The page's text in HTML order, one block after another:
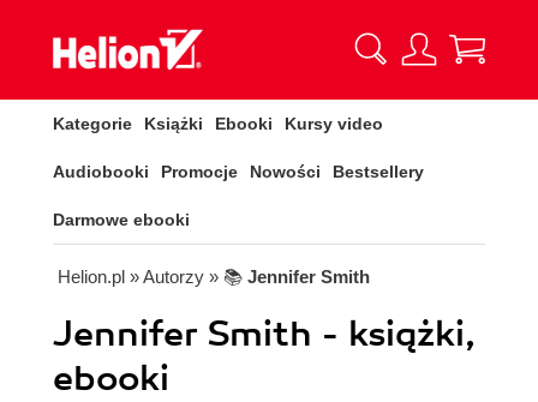
Kategorie Książki Ebooki Kursy video
Audiobooki Promocje Nowości Bestsellery
Darmowe ebooki
Helion.pl » Autorzy » 📚 Jennifer Smith
Jennifer Smith - książki,
ebooki